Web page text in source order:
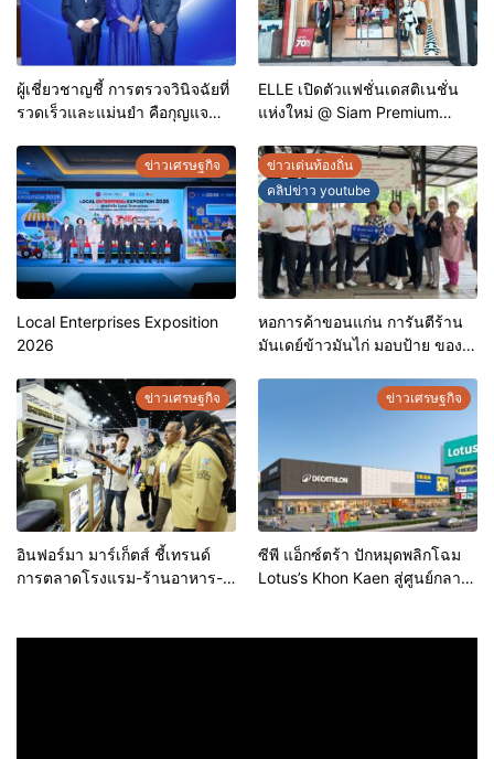
ผู้เชี่ยวชาญชี้ การตรวจวินิจฉัยที่
รวดเร็วและแม่นยำ คือกุญแจ
ประเทศไทย
ELLE เปิดตัวแฟชั่นเดสติเนชั่น
แห่งใหม่ @ Siam Premium
ดีลพิเศษลดสูงสุด 70%
ข่าวเศรษฐกิจ
Local Enterprises Exposition
2026
ข่าวเด่นท้องถิ่น
คลิปข่าว youtube
หอการค้าขอนแก่น การันตีร้าน
มันเดย์ข้าวมันไก่ มอบป้าย ของดี
ประกอบการคุณภาพ ยกระดับ
มาตรฐาน สร้างความเชื่อมั่นให้ผู้
ข่าวเศรษฐกิจ
อินฟอร์มา มาร์เก็ตส์ ชี้เทรนด์
การตลาดโรงแรม-ร้านอาหาร-
ข่าวเศรษฐกิจ
ซีพี แอ็กซ์ตร้า ปักหมุดพลิกโฉม
Lotus’s Khon Kaen สู่ศูนย์กลาง